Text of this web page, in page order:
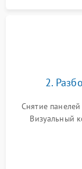
2.
Снятие
Визуальный
захвата,